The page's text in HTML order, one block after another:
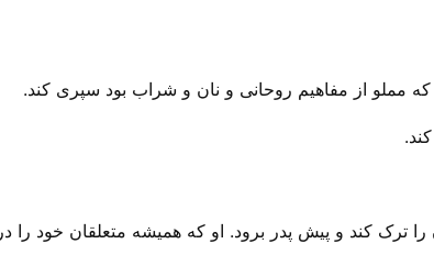
مملو از مفاهیم روحانی و نان و شراب بود سپری کند.
کند و پیش پدر برود‌. او که همیشه متعلقان خود را در